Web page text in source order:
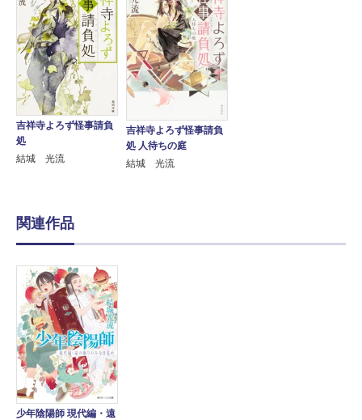
吉祥寺よろず怪事請負
処
結城 光流
吉祥寺よろず怪事請負
処 人待ちの庭
結城 光流
関連作品
少年陰陽師 現代編・遠